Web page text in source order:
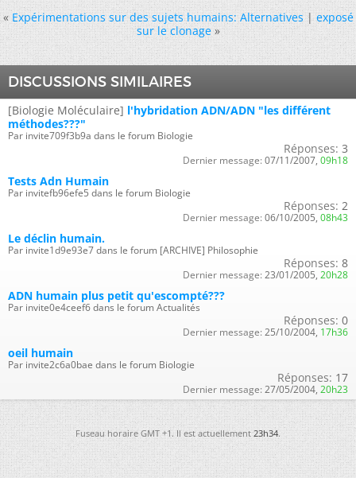
« Expérimentations sur des sujets humains: Alternatives|exposé
sur le clonage »
DISCUSSIONS SIMILAIRES
[Biologie Moléculaire] l'hybridation ADN/ADN "les différent
méthodes???"
Par invite709f3b9a dans le forum Biologie
Réponses: 3
Dernier message: 07/11/2007, 09h18
Tests Adn Humain
Par invitefb96efe5 dans le forum Biologie
Réponses: 2
Dernier message: 06/10/2005, 08h43
Le déclin humain.
Par invite1d9e93e7 dans le forum [ARCHIVE] Philosophie
Réponses: 8
Dernier message: 23/01/2005, 20h28
ADN humain plus petit qu'escompté???
Par invite0e4ceef6 dans le forum Actualités
Réponses: 0
Dernier message: 25/10/2004, 17h36
oeil humain
Par invite2c6a0bae dans le forum Biologie
Réponses: 17
Dernier message: 27/05/2004, 20h23
Fuseau horaire GMT +1. Il est actuellement23h34.